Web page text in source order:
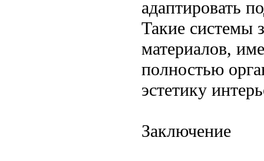
адаптировать
Такие системы
материалов,
полностью
эстетику
Заключение